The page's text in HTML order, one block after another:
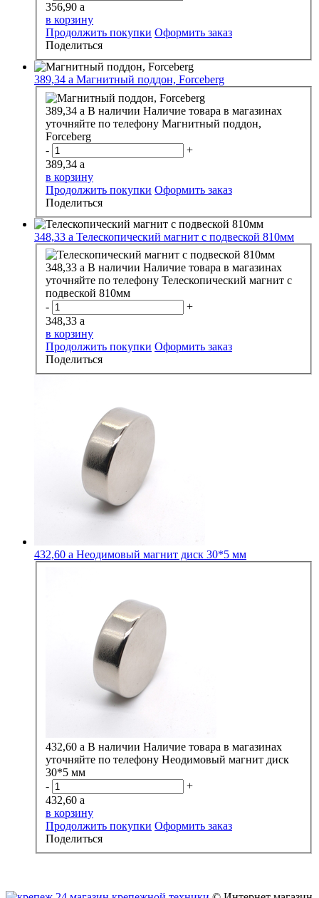
356,90 a
в корзину
Продолжить покупки Оформить заказ
Поделиться
389,34 a Магнитный поддон, Forceberg
389,34 a В наличии Наличие товара в магазинах
уточняйте по телефону Магнитный поддон,
Forceberg
-
+
389,34 a
в корзину
Продолжить покупки Оформить заказ
Поделиться
348,33 a Телескопический магнит с подвеской 810мм
348,33 a В наличии Наличие товара в магазинах
уточняйте по телефону Телескопический магнит с
подвеской 810мм
-
+
348,33 a
в корзину
Продолжить покупки Оформить заказ
Поделиться
432,60 a Неодимовый магнит диск 30*5 мм
432,60 a В наличии Наличие товара в магазинах
уточняйте по телефону Неодимовый магнит диск
30*5 мм
-
+
432,60 a
в корзину
Продолжить покупки Оформить заказ
Поделиться